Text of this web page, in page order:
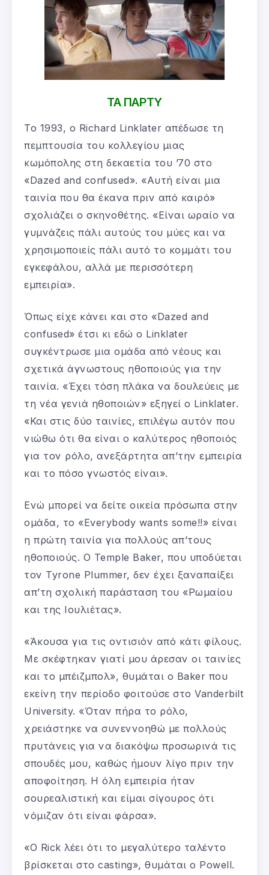
ΤΑ ΠΑΡΤΥ
Το 1993, ο Richard Linklater απέδωσε τη
πεμπτουσία του κολλεγίου μιας
κωμόπολης στη δεκαετία του ’70 στο
«Dazed and confused». «Αυτή είναι μια
ταινία που θα έκανα πριν από καιρό»
σχολιάζει ο σκηνοθέτης. «Είναι ωραίο να
γυμνάζεις πάλι αυτούς του μύες και να
χρησιμοποιείς πάλι αυτό το κομμάτι του
εγκεφάλου, αλλά με περισσότερη
εμπειρία».
Όπως είχε κάνει και στο «Dazed and
confused» έτσι κι εδώ ο Linklater
συγκέντρωσε μια ομάδα από νέους και
σχετικά άγνωστους ηθοποιούς για την
ταινία. «Έχει τόση πλάκα να δουλεύεις με
τη νέα γενιά ηθοποιών» εξηγεί ο Linklater.
«Και στις δύο ταινίες, επιλέγω αυτόν που
νιώθω ότι θα είναι ο καλύτερος ηθοποιός
για τον ρόλο, ανεξάρτητα απ’την εμπειρία
και το πόσο γνωστός είναι».
Ενώ μπορεί να δείτε οικεία πρόσωπα στην
ομάδα, το «Everybody wants some!!» είναι
η πρώτη ταινία για πολλούς απ’τους
ηθοποιούς. Ο Temple Baker, που υποδύεται
τον Tyrone Plummer, δεν έχει ξαναπαίξει
απ’τη σχολική παράσταση του «Ρωμαίου
και της Ιουλιέτας».
«Άκουσα για τις οντισιόν από κάτι φίλους.
Με σκέφτηκαν γιατί μου άρεσαν οι ταινίες
και το μπέιζμπολ», θυμάται ο Baker που
εκείνη την περίοδο φοιτούσε στο Vanderbilt
University. «Όταν πήρα το ρόλο,
χρειάστηκε να συνεννοηθώ με πολλούς
πρυτάνεις για να διακόψω προσωρινά τις
σπουδές μου, καθώς ήμουν λίγο πριν την
αποφοίτηση. Η όλη εμπειρία ήταν
σουρεαλιστική και είμαι σίγουρος ότι
νόμιζαν ότι είναι φάρσα».
«Ο Rick λέει ότι το μεγαλύτερο ταλέντο
βρίσκεται στο casting», θυμάται ο Powell.